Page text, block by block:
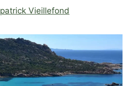
patrick Vieillefond